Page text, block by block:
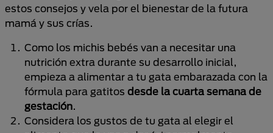
estos consejos y vela por el bienestar de la futura
mamá y sus crías.
Como los michis bebés van a necesitar una
nutrición extra durante su desarrollo inicial,
empieza a alimentar a tu gata embarazada con la
fórmula para gatitos desde la cuarta semana de
gestación.
Considera los gustos de tu gata al elegir el